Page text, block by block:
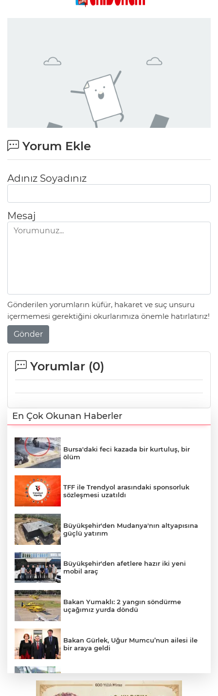
Yorum Ekle
Adınız Soyadınız
Mesaj
Gönderilen yorumların küfür, hakaret ve suç unsuru
içermemesi gerektiğini okurlarımıza önemle hatırlatırız!
Gönder
Yorumlar (0)
En Çok Okunan Haberler
Bursa'daki feci kazada bir kurtuluş, bir
ölüm
TFF ile Trendyol arasındaki sponsorluk
sözleşmesi uzatıldı
Büyükşehir'den Mudanya'nın altyapısına
güçlü yatırım
Büyükşehir'den afetlere hazır iki yeni
mobil araç
Bakan Yumaklı: 2 yangın söndürme
uçağımız yurda döndü
Bakan Gürlek, Uğur Mumcu’nun ailesi ile
bir araya geldi
yansıyacak mı?